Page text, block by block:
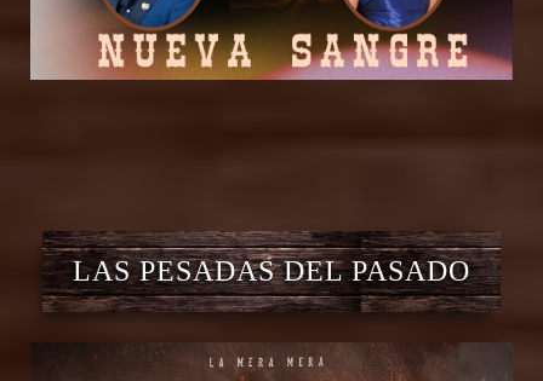
LAS PESADAS DEL PASADO